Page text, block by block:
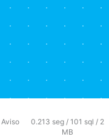
Aviso
0.213 seg / 101 sql / 2
MB